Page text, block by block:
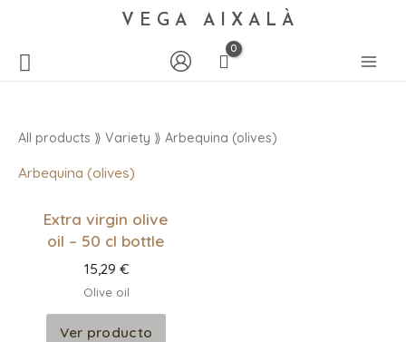
VEGA AIXALÀ
All products ⟫ Variety ⟫ Arbequina (olives)
Arbequina (olives)
Extra virgin olive
oil – 50 cl bottle
15,29 €
Olive oil
Ver producto